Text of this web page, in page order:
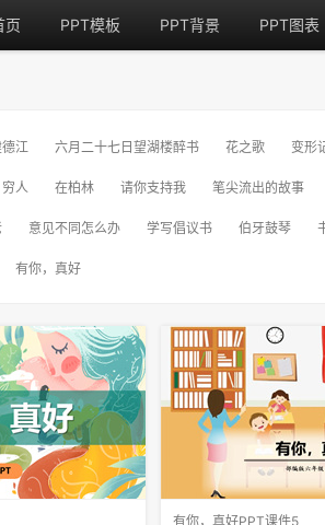
页 PPT模板 PPT背景 PPT图表
江 六月二十七日望湖楼醉书 花之歌 变形
穷人 在柏林 请你支持我 笔尖流出的故事
意见不同怎么办 学写倡议书 伯牙鼓琴
有你，真好
有你，真好PPT课件5